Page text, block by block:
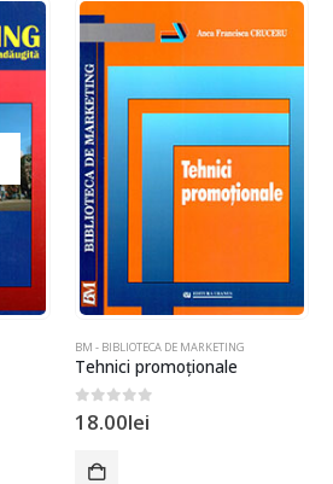
BM - BIBLIOTECA DE MARKETING
Tehnici promoționale
0 out of 5
18.00lei